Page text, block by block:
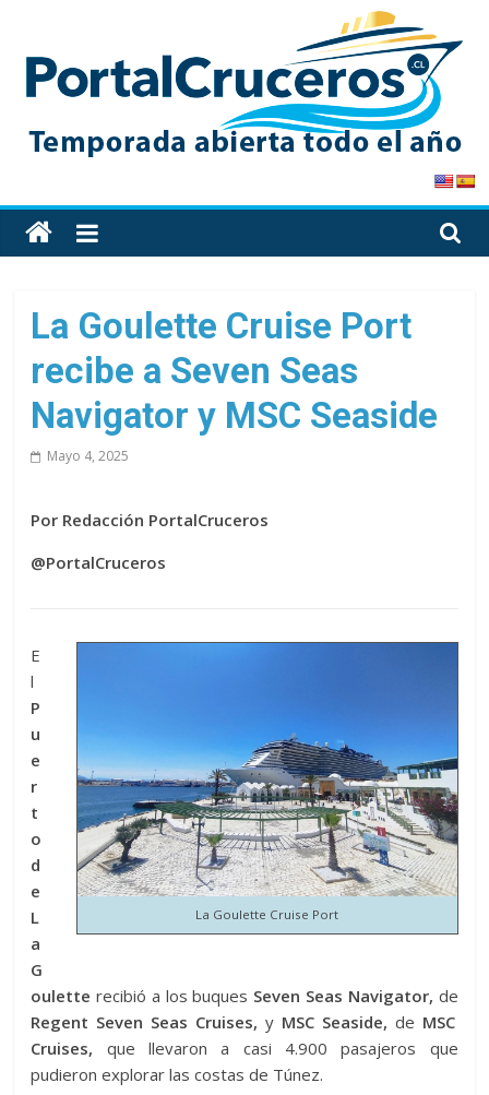
content
PortalCruceros
Toda
la
de
cruceros
en
un
solo
La Goulette Cruise Port
recibe a Seven Seas
Navigator y MSC Seaside
Mayo 4, 2025
Por Redacción PortalCruceros
@PortalCruceros
La Goulette Cruise Port
E
l
P
u
e
r
t
o
d
e
L
a
G
oulette recibió a los buques Seven Seas Navigator, de
Regent Seven Seas Cruises, y MSC Seaside, de MSC
Cruises, que llevaron a casi 4.900 pasajeros que
pudieron explorar las costas de Túnez.